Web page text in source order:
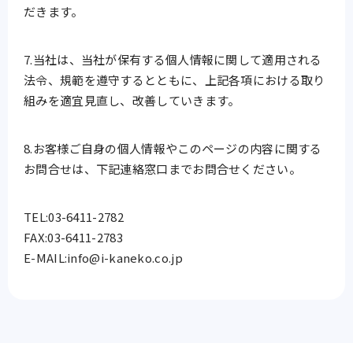
だきます。
7.当社は、当社が保有する個人情報に関して適用される
法令、規範を遵守するとともに、上記各項における取り
組みを適宜見直し、改善していきます。
8.お客様ご自身の個人情報やこのページの内容に関する
お問合せは、下記連絡窓口までお問合せください。
TEL:03-6411-2782
FAX:03-6411-2783
E-MAIL:info@i-kaneko.co.jp